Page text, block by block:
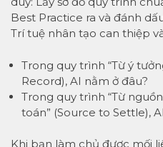
Best Practice ra và đánh
Trí tuệ nhân tạo can thiệp
Trong quy trình “Từ ý
Record), AI nằm ở đâu?
Trong quy trình “Từ
toán” (Source to Settle),
Khi bạn làm chủ được mối